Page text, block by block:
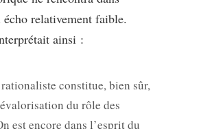
écho relativement faible.
ainsi :
constitue, bien sûr,
du rôle des
est encore dans l’esprit du